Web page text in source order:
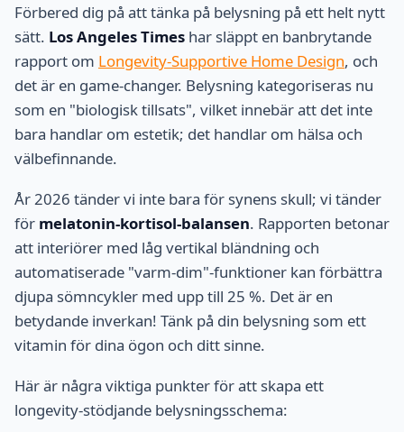
Förbered dig på att tänka på belysning på ett helt nytt
sätt. Los Angeles Times har släppt en banbrytande
rapport om Longevity-Supportive Home Design, och
det är en game-changer. Belysning kategoriseras nu
som en "biologisk tillsats", vilket innebär att det inte
bara handlar om estetik; det handlar om hälsa och
välbefinnande.
År 2026 tänder vi inte bara för synens skull; vi tänder
för melatonin-kortisol-balansen. Rapporten betonar
att interiörer med låg vertikal bländning och
automatiserade "varm-dim"-funktioner kan förbättra
djupa sömncykler med upp till 25 %. Det är en
betydande inverkan! Tänk på din belysning som ett
vitamin för dina ögon och ditt sinne.
Här är några viktiga punkter för att skapa ett
longevity-stödjande belysningsschema: